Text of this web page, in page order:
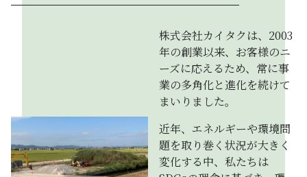
株式会社カイタクは、2003
年の創業以来、お客様のニ
ーズに応えるため、常に事
業の多角化と進化を続けて
まいりました。
近年、エネルギーや環境問
題を取り巻く状況が大きく
変化する中、私たちは